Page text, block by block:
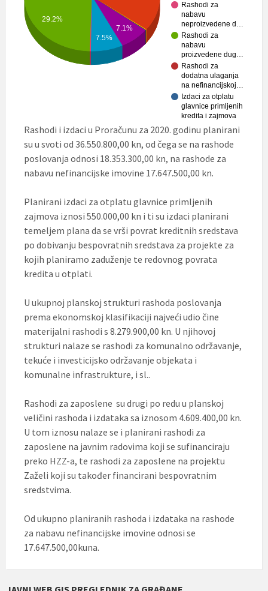
Rashodi za
nabavu
neproizvedene d…
Rashodi za
nabavu
proizvedene dug…
Rashodi za
dodatna ulaganja
na nefinancijskoj…
Izdaci za otplatu
glavnice primljenih
kredita i zajmova
7.1%
29.2%
7.5%
Rashodi i izdaci u Proračunu za 2020. godinu planirani
su u svoti od 36.550.800,00 kn, od čega se na rashode
poslovanja odnosi 18.353.300,00 kn, na rashode za
nabavu nefinancijske imovine 17.647.500,00 kn.
Planirani izdaci za otplatu glavnice primljenih
zajmova iznosi 550.000,00 kn i ti su izdaci planirani
temeljem plana da se vrši povrat kreditnih sredstava
po dobivanju bespovratnih sredstava za projekte za
kojih planiramo zaduženje te redovnog povrata
kredita u otplati.
U ukupnoj planskoj strukturi rashoda poslovanja
prema ekonomskoj klasifikaciji najveći udio čine
materijalni rashodi s 8.279.900,00 kn. U njihovoj
strukturi nalaze se rashodi za komunalno održavanje,
tekuće i investicijsko održavanje objekata i
komunalne infrastrukture, i sl..
Rashodi za zaposlene su drugi po redu u planskoj
veličini rashoda i izdataka sa iznosom 4.609.400,00 kn.
U tom iznosu nalaze se i planirani rashodi za
zaposlene na javnim radovima koji se sufinanciraju
preko HZZ-a, te rashodi za zaposlene na projektu
Zaželi koji su također financirani bespovratnim
sredstvima.
Od ukupno planiranih rashoda i izdataka na rashode
za nabavu nefinancijske imovine odnosi se
17.647.500,00kuna.